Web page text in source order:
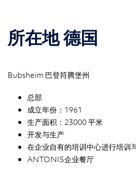
所在地 德国
Bubsheim 巴登符腾堡州
总部
成立年份：1961
生产面积：23000 平米
开发与生产
在企业自有的培训中心进行培训
ANTONIS企业餐厅